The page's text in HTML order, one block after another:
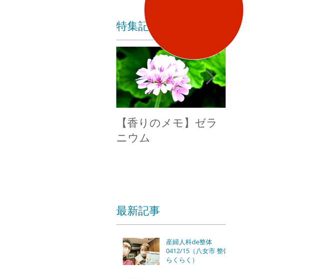
特集記事
【香りのメモ】ゼラ
ニウム
最新記事
産婦人科de整体
0412/15（八女市 整体
らくらく）